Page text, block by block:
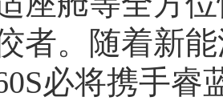
者。随着新
必将携手睿